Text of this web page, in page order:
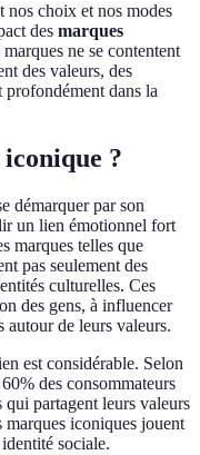
nos choix et nos modes
des marques
ne se contentent
des valeurs, des
profondément dans la
?
démarquer par son
un lien émotionnel fort
marques telles que
pas seulement des
culturelles. Ces
des gens, à influencer
autour de leurs valeurs.
est considérable. Selon
des consommateurs
partagent leurs valeurs
iconiques jouent
sociale.